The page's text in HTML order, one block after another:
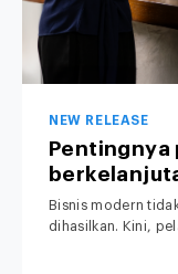
NEW RELEASE
Pentingnya
Bisnis modern
dihasilkan. Kini,
Praktik Bisnis